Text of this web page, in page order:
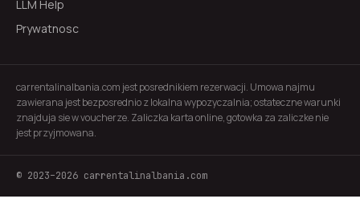
LLM Help
Prywatnosc
carrentalinalbania.com jest posrednikiem rezerwacji. Umowa najmu
zawierana jest bezposrednio z lokalna wypozyczalnia; ostateczne warunki
znajduja sie w voucherze. Zaliczka karta online, gotowka za zaliczke nie
jest przyjmowana.
© 2023–2026 carrentalinalbania.com